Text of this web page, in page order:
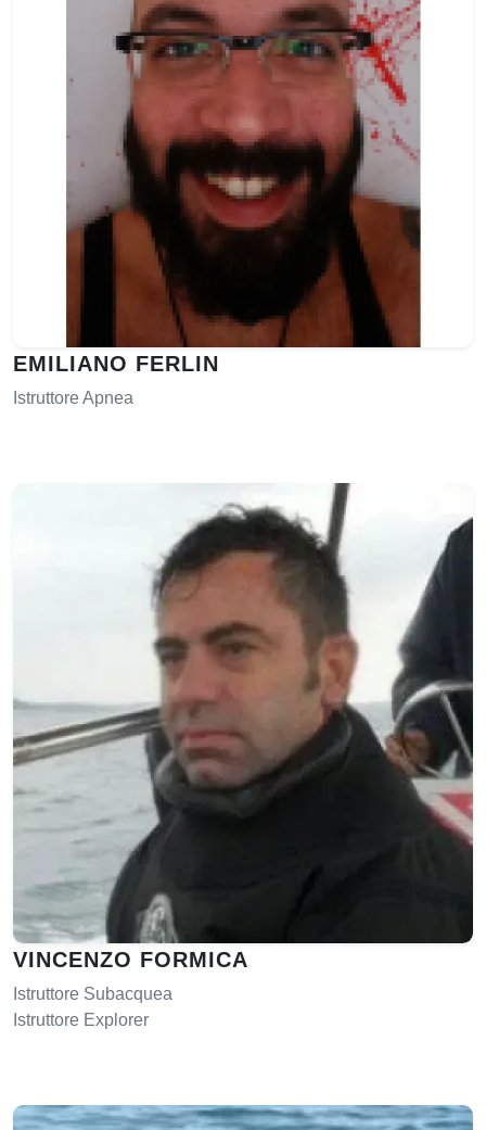
EMILIANO FERLIN
Istruttore Apnea
VINCENZO FORMICA
Istruttore Subacquea
Istruttore Explorer